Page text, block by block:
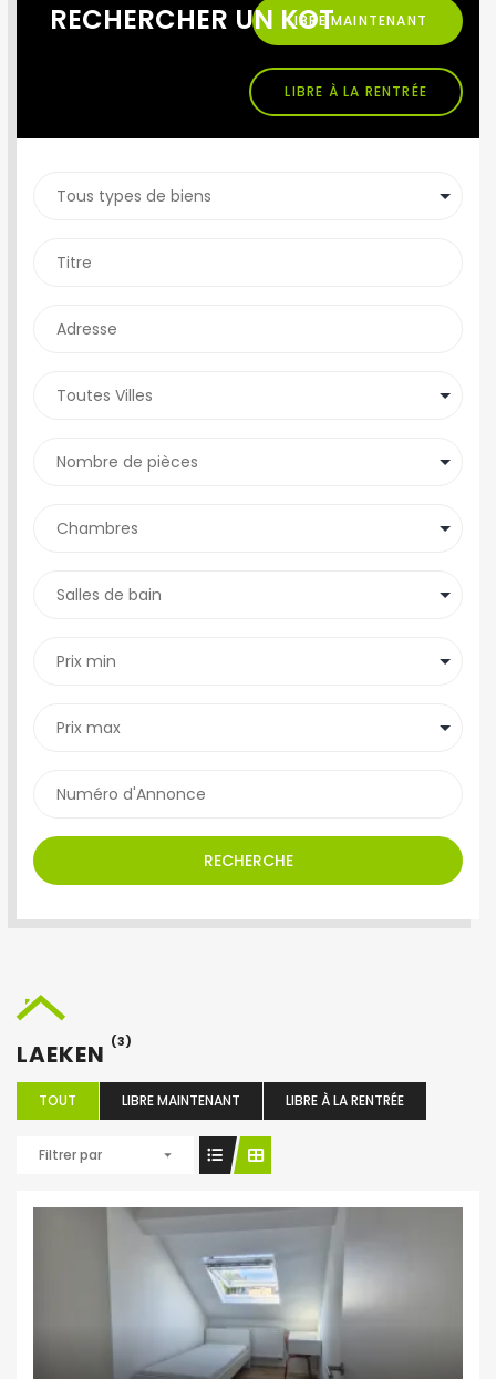
RECHERCHER UN KOTLIBRE MAINTENANT
LIBRE À LA RENTRÉE
RECHERCHE
LAEKEN (3)
TOUT LIBRE MAINTENANT LIBRE À LA RENTRÉE
Filtrer par